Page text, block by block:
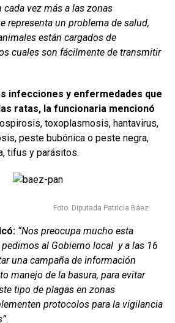
cada vez más a las zonas
representa un problema de salud,
están cargados de
cuales son fácilmente de transmitir
infecciones y enfermedades que
ratas, la funcionaria mencionó
toxoplasmosis, hantavirus,
peste bubónica o peste negra,
tifus y parásitos.
Foto: Diputada Patricia Báez.
“Nos preocupa mucho esta
al Gobierno local y a las 16
una campaña de información
manejo de la basura, para evitar
tipo de plagas en zonas
protocolos para la vigilancia
.